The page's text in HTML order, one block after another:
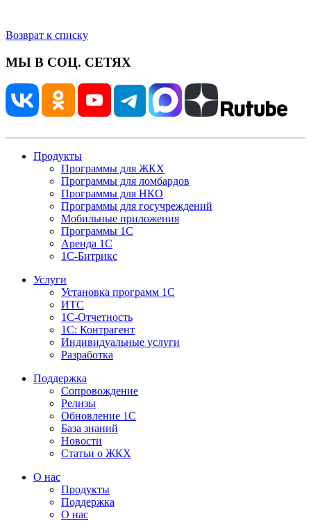
Возврат к списку
МЫ В СОЦ. СЕТЯХ
Продукты
Программы для ЖКХ
Программы для ломбардов
Программы для НКО
Программы для госучреждений
Мобильные приложения
Программы 1С
Аренда 1С
1С-Битрикс
Услуги
Установка программ 1С
ИТС
1С-Отчетность
1С: Контрагент
Индивидуальные услуги
Разработка
Поддержка
Сопровождение
Релизы
Обновление 1С
База знаний
Новости
Статьи о ЖКХ
О нас
Продукты
Поддержка
О нас